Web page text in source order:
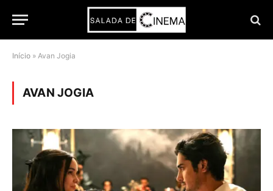
Início » Avan Jogia
AVAN JOGIA